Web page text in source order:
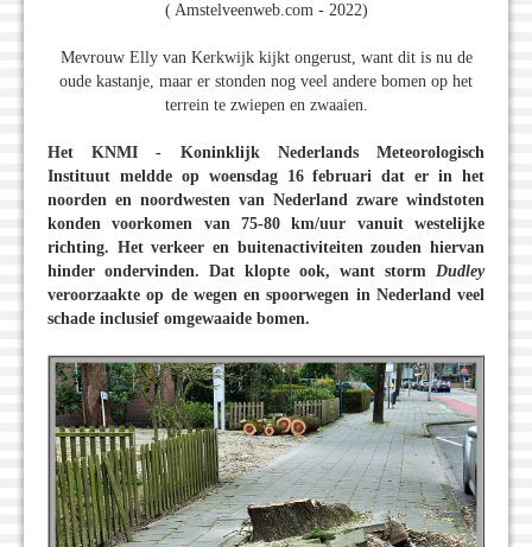
( Amstelveenweb.com - 2022)
Mevrouw Elly van Kerkwijk kijkt ongerust, want dit is nu de
oude kastanje, maar er stonden nog veel andere bomen op het
terrein te zwiepen en zwaaien.
Het KNMI - Koninklijk Nederlands Meteorologisch
Instituut meldde op woensdag 16 februari dat er in het
noorden en noordwesten van Nederland zware windstoten
konden voorkomen van 75-80 km/uur vanuit westelijke
richting. Het verkeer en buitenactiviteiten zouden hiervan
hinder ondervinden. Dat klopte ook, want storm Dudley
veroorzaakte op de wegen en spoorwegen in Nederland veel
schade inclusief omgewaaide bomen.